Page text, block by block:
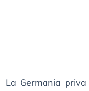
La Germania